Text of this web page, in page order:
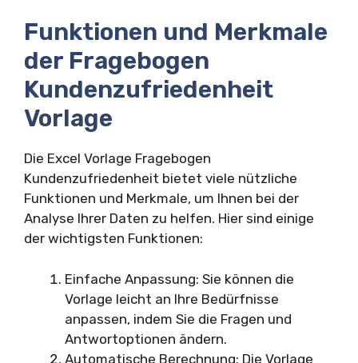
Funktionen und Merkmale
der Fragebogen
Kundenzufriedenheit
Vorlage
Die Excel Vorlage Fragebogen
Kundenzufriedenheit bietet viele nützliche
Funktionen und Merkmale, um Ihnen bei der
Analyse Ihrer Daten zu helfen. Hier sind einige
der wichtigsten Funktionen:
Einfache Anpassung: Sie können die
Vorlage leicht an Ihre Bedürfnisse
anpassen, indem Sie die Fragen und
Antwortoptionen ändern.
Automatische Berechnung: Die Vorlage